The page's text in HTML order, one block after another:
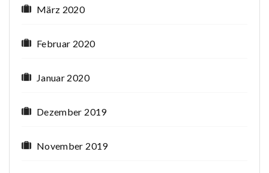
März 2020
Februar 2020
Januar 2020
Dezember 2019
November 2019